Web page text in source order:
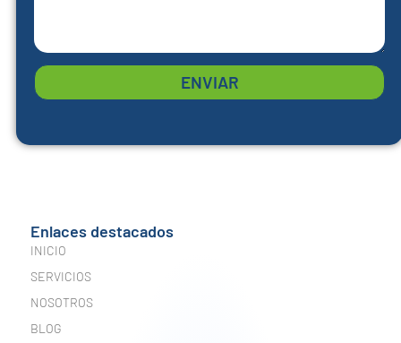
ENVIAR
Enlaces destacados
INICIO
SERVICIOS
NOSOTROS
BLOG